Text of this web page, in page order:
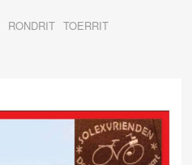
RONDRIT TOERRIT